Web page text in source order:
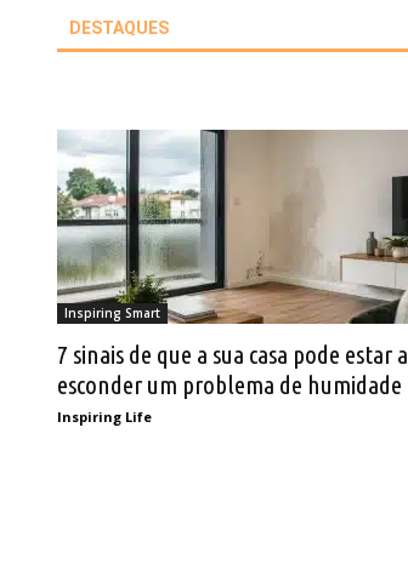
DESTAQUES
Inspiring Smart
7 sinais de que a sua casa pode estar a
esconder um problema de humidade
Inspiring Life